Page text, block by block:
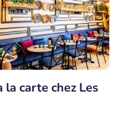
la carte chez Les